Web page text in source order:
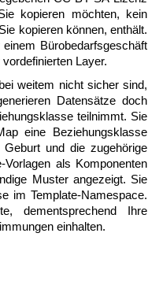
kopieren möchten, kein
kopieren können, enthält.
Bürobedarfsgeschäft
Layer.
weitem nicht sicher sind,
Datensätze doch
teilnimmt. Sie
eine Beziehungsklasse
und die zugehörige
als Komponenten
Muster angezeigt. Sie
im Template-Namespace.
dementsprechend Ihre
einhalten.